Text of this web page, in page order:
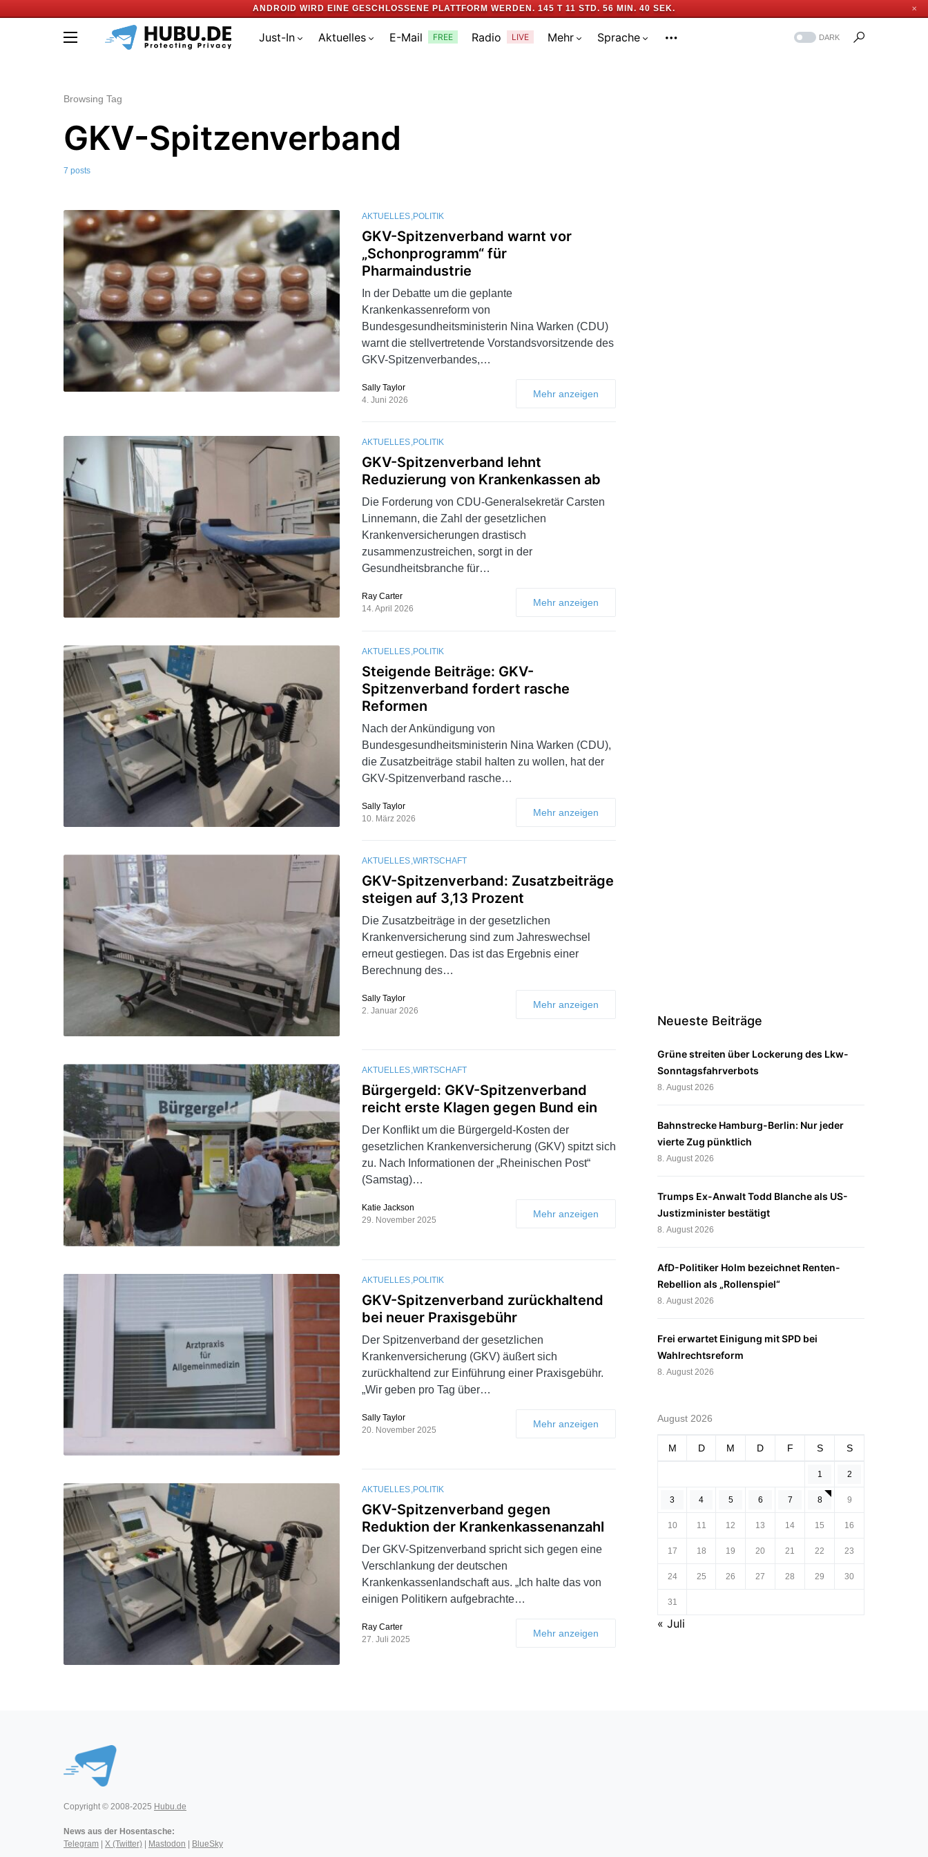
ANDROID WIRD EINE GESCHLOSSENE PLATTFORM WERDEN. 145 T 11 STD. 56 MIN. 39 SEK. ✕
Just-In Aktuelles E-Mail FREE Radio LIVE Mehr Sprache DARK
Browsing Tag
GKV-Spitzenverband
7 posts
AKTUELLES POLITIK
GKV-Spitzenverband warnt vor
„Schonprogramm“ für
Pharmaindustrie
In der Debatte um die geplante
Krankenkassenreform von
Bundesgesundheitsministerin Nina Warken (CDU)
warnt die stellvertretende Vorstandsvorsitzende des
GKV-Spitzenverbandes,…
Sally Taylor
4. Juni 2026
Mehr anzeigen
AKTUELLES POLITIK
GKV-Spitzenverband lehnt
Reduzierung von Krankenkassen ab
Die Forderung von CDU-Generalsekretär Carsten
Linnemann, die Zahl der gesetzlichen
Krankenversicherungen drastisch
zusammenzustreichen, sorgt in der
Gesundheitsbranche für…
Ray Carter
14. April 2026
Mehr anzeigen
AKTUELLES POLITIK
Steigende Beiträge: GKV-
Spitzenverband fordert rasche
Reformen
Nach der Ankündigung von
Bundesgesundheitsministerin Nina Warken (CDU),
die Zusatzbeiträge stabil halten zu wollen, hat der
GKV-Spitzenverband rasche…
Sally Taylor
10. März 2026
Mehr anzeigen
AKTUELLES WIRTSCHAFT
GKV-Spitzenverband: Zusatzbeiträge
steigen auf 3,13 Prozent
Die Zusatzbeiträge in der gesetzlichen
Krankenversicherung sind zum Jahreswechsel
erneut gestiegen. Das ist das Ergebnis einer
Berechnung des…
Sally Taylor
2. Januar 2026
Mehr anzeigen
AKTUELLES WIRTSCHAFT
Bürgergeld: GKV-Spitzenverband
reicht erste Klagen gegen Bund ein
Der Konflikt um die Bürgergeld-Kosten der
gesetzlichen Krankenversicherung (GKV) spitzt sich
zu. Nach Informationen der „Rheinischen Post“
(Samstag)…
Katie Jackson
29. November 2025
Mehr anzeigen
AKTUELLES POLITIK
GKV-Spitzenverband zurückhaltend
bei neuer Praxisgebühr
Der Spitzenverband der gesetzlichen
Krankenversicherung (GKV) äußert sich
zurückhaltend zur Einführung einer Praxisgebühr.
„Wir geben pro Tag über…
Sally Taylor
20. November 2025
Mehr anzeigen
AKTUELLES POLITIK
GKV-Spitzenverband gegen
Reduktion der Krankenkassenanzahl
Der GKV-Spitzenverband spricht sich gegen eine
Verschlankung der deutschen
Krankenkassenlandschaft aus. „Ich halte das von
einigen Politikern aufgebrachte…
Ray Carter
27. Juli 2025
Mehr anzeigen
Neueste Beiträge
Grüne streiten über Lockerung des Lkw-
Sonntagsfahrverbots
8. August 2026
Bahnstrecke Hamburg-Berlin: Nur jeder
vierte Zug pünktlich
8. August 2026
Trumps Ex-Anwalt Todd Blanche als US-
Justizminister bestätigt
8. August 2026
AfD-Politiker Holm bezeichnet Renten-
Rebellion als „Rollenspiel“
8. August 2026
Frei erwartet Einigung mit SPD bei
Wahlrechtsreform
8. August 2026
August 2026
M D M D F S S
1 2
3 4 5 6 7 8 9
10 11 12 13 14 15 16
17 18 19 20 21 22 23
24 25 26 27 28 29 30
31
« Juli
Copyright © 2008-2025 Hubu.de
News aus der Hosentasche:
Telegram
X (Twitter) Mastodon BlueSky